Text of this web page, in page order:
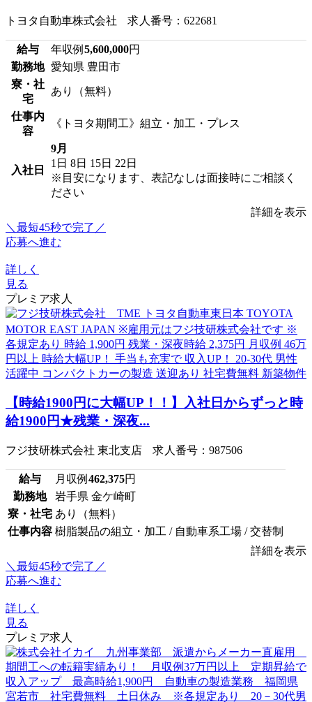
トヨタ自動車株式会社 求人番号：622681
給与 年収例 5,600,000円
勤務地 愛知県 豊田市
寮・社
宅
あり（無料）
仕事内
容
《トヨタ期間工》組立・加工・プレス
入社日
9月
1日 8日 15日 22日
※目安になります、表記なしは面接時にご相談く
ださい
詳細を表示
＼最短45秒で完了／
応募へ進む
詳しく
見る
プレミア求人
【時給1900円に大幅UP！！】入社日からずっと時
給1900円★残業・深夜...
フジ技研株式会社 東北支店 求人番号：987506
給与 月収例 462,375円
勤務地
岩手県 金ケ崎町
寮・社宅 あり（無料）
仕事内容 樹脂製品の組立・加工 / 自動車系工場 / 交替制
詳細を表示
＼最短45秒で完了／
応募へ進む
詳しく
見る
プレミア求人